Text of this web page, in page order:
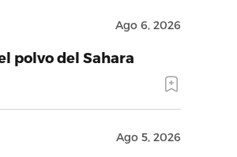
Ago 6, 2026
polvo del Sahara
Ago 5, 2026